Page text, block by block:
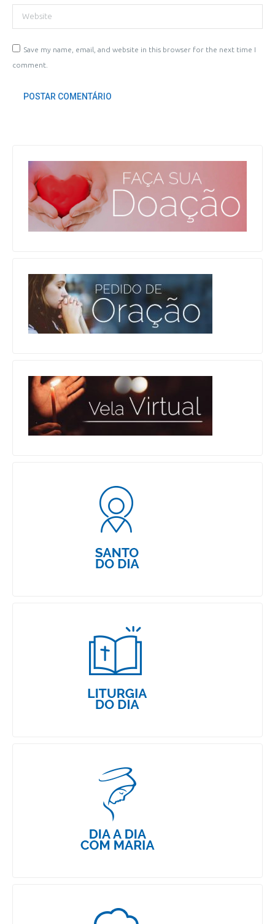
Website
Save my name, email, and website in this browser for the next time I
comment.
POSTAR COMENTÁRIO